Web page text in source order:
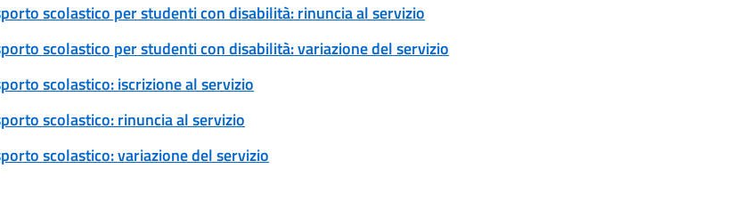
scolastico per studenti con disabilità: rinuncia al servizio
scolastico per studenti con disabilità: variazione del servizio
scolastico: iscrizione al servizio
scolastico: rinuncia al servizio
scolastico: variazione del servizio